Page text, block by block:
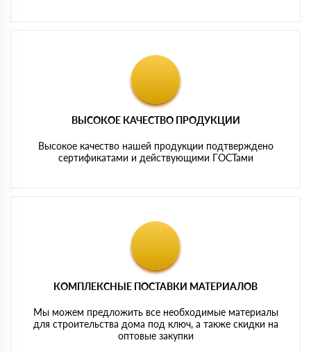
ВЫСОКОЕ КАЧЕСТВО ПРОДУКЦИИ
Высокое качество нашей продукции подтверждено
сертификатами и действующими ГОСТами
КОМПЛЕКСНЫЕ ПОСТАВКИ МАТЕРИАЛОВ
Мы можем предложить все необходимые материалы
для строительства дома под ключ, а также скидки на
оптовые закупки